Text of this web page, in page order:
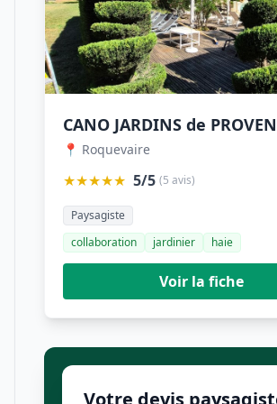
CANO JARDINS de
📍 Roquevaire
★★★★★ 5/5 (5 avis)
Paysagiste
collaboration
jardinier haie
Voir la fiche
Votre devis